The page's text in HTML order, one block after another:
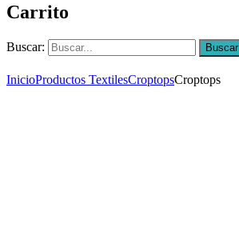
Carrito
Buscar: Buscar
InicioProductos TextilesCroptopsCroptops